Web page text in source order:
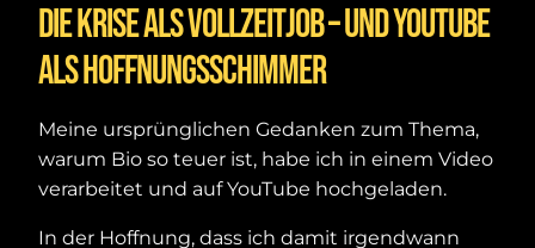
Die Krise als Vollzeitjob – und YouTube
als Hoffnungsschimmer
Meine ursprünglichen Gedanken zum Thema,
warum Bio so teuer ist, habe ich in einem Video
verarbeitet und auf YouTube hochgeladen.
In der Hoffnung, dass ich damit irgendwann